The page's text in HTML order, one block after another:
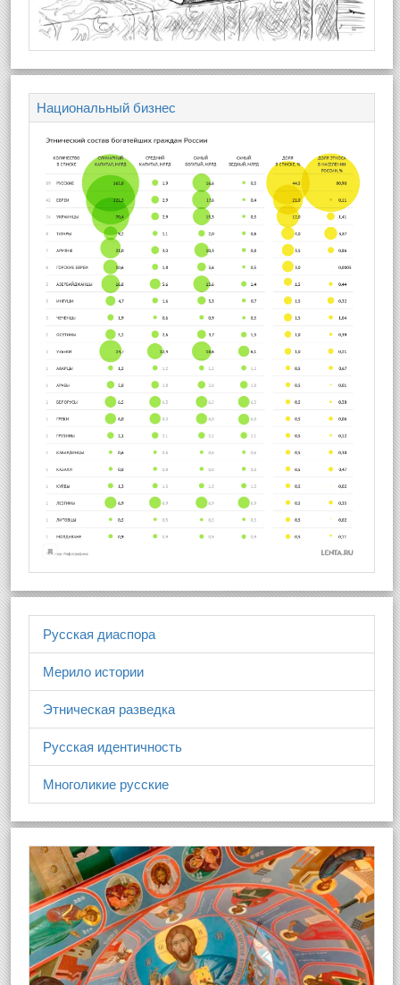
Национальный бизнес
Русская диаспора
Мерило истории
Этническая разведка
Русская идентичность
Многоликие русские